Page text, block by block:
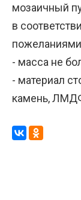
мозаичный
в
пожеланиями
- масса не
- материал
камень,